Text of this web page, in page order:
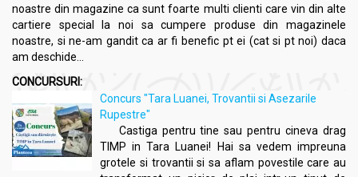
noastre din magazine ca sunt foarte multi clienti care vin din alte
cartiere special la noi sa cumpere produse din magazinele
noastre, si ne-am gandit ca ar fi benefic pt ei (cat si pt noi) daca
am deschide...
CONCURSURI:
Concurs "Tara Luanei, Trovantii si Asezarile
Rupestre"
Castiga pentru tine sau pentru cineva drag
TIMP in Tara Luanei! Hai sa vedem impreuna
grotele si trovantii si sa aflam povestile care au